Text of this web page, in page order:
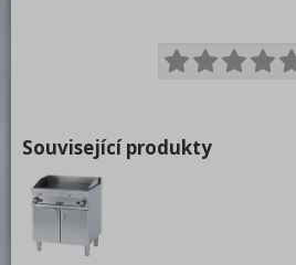
Související produkty